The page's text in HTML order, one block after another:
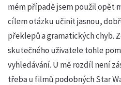
mém případě jsem použil opět
cílem otázku učinit jasnou,
překlepů a gramatických chyb.
skutečného uživatele tohle
vyhledávání. U mě rozdíl není
třeba u filmů podobných Star